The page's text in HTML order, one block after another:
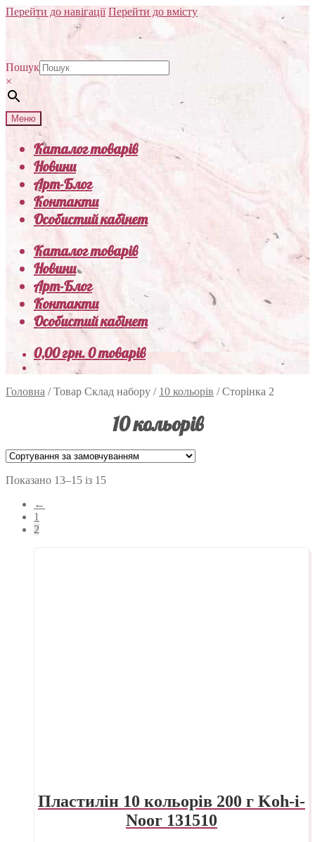
Перейти до навігації Перейти до вмісту
Пошук
×
Меню
Каталог товарів
Новини
Арт-Блог
Контакти
Особистий кабінет
Каталог товарів
Новини
Арт-Блог
Контакти
Особистий кабінет
0,00грн.0 товарів
Головна /Товар Склад набору / 10 кольорів /Сторінка 2
10 кольорів
Показано 13–15 із 15
←
1
2
Пластилін 10 кольорів 200 г Koh-i-
Noor 131510